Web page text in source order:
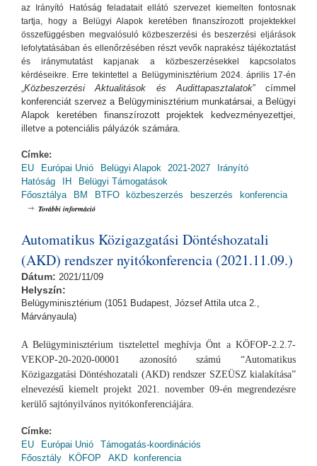
az Irányító Hatóság feladatait ellátó szervezet kiemelten fontosnak
tartja, hogy a Belügyi Alapok keretében finanszírozott projektekkel
összefüggésben megvalósuló közbeszerzési és beszerzési eljárások
lefolytatásában és ellenőrzésében részt vevők naprakész tájékoztatást
és iránymutatást kapjanak a közbeszerzésekkel kapcsolatos
kérdéseikre. Erre tekintettel a Belügyminisztérium 2024. április 17-én
Közbeszerzési Aktualitások és Audittapasztalatok” címmel
konferenciát szervez a Belügyminisztérium munkatársai, a Belügyi
Alapok keretében finanszírozott projektek kedvezményezettjei,
illetve a potenciális pályázók számára.
Címke:
EU
Európai Unió Belügyi Alapok 2021-2027
Irányító
Hatóság
IH
Belügyi Támogatások
Főosztálya
BM BTFO közbeszerzés beszerzés konferencia
További információ
Automatikus Közigazgatási Döntéshozatali
(AKD) rendszer nyitókonferencia (2021.11.09.)
Dátum: 2021/11/09
Helyszín:
Belügyminisztérium (1051 Budapest, József Attila utca 2.,
Márványaula)
A Belügyminisztérium tisztelettel meghívja Önt a KÖFOP-2.2.7-
VEKOP-20-2020-00001 azonosító számú “Automatikus
Közigazgatási Döntéshozatali (AKD) rendszer SZEÜSZ kialakítása”
elnevezésű kiemelt projekt 2021. november 09-én megrendezésre
kerülő sajtónyilvános nyitókonferenciájára.
Címke:
EU
Európai Unió
Támogatás-koordinációs
Főosztály
KÖFOP AKD konferencia